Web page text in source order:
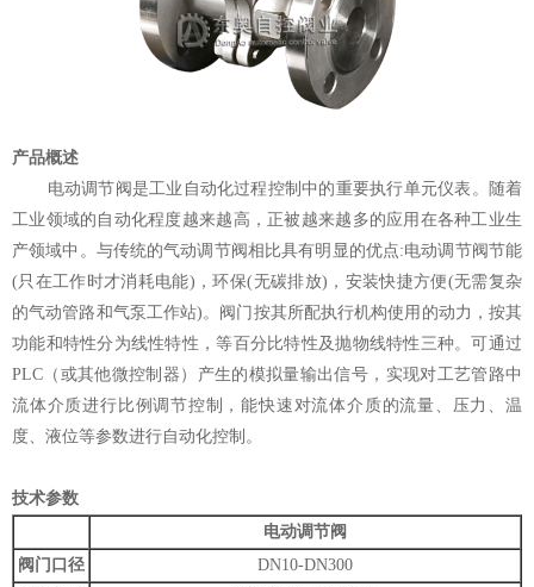
产品概述
电动调节阀是工业自动化过程控制中的重要执行单元仪表。随着
工业领域的自动化程度越来越高，正被越来越多的应用在各种工业生
产领域中。与传统的气动调节阀相比具有明显的优点:电动调节阀节能
(只在工作时才消耗电能)，环保(无碳排放)，安装快捷方便(无需复杂
的气动管路和气泵工作站)。阀门按其所配执行机构使用的动力，按其
功能和特性分为线性特性，等百分比特性及抛物线特性三种。可通过
PLC（或其他微控制器）产生的模拟量输出信号，实现对工艺管路中
流体介质进行比例调节控制，能快速对流体介质的流量、压力、温
度、液位等参数进行自动化控制。
技术参数
电动调节阀
阀门口径
DN10-DN300